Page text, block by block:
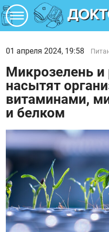
01 апреля 2024, 19:58
Микрозелень и
насытят
витаминами,
и белком